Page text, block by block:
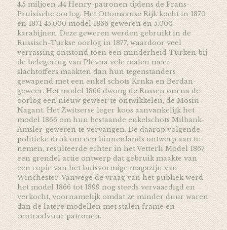
4.5 miljoen .44 Henry-patronen tijdens de Frans-
Pruisische oorlog. Het Ottomaanse Rijk kocht in 1870
en 1871 45.000 model 1866 geweren en 5.000
karabijnen. Deze geweren werden gebruikt in de
Russisch-Turkse oorlog in 1877, waardoor veel
verrassing ontstond toen een minderheid Turken bij
de belegering van Plevna vele malen meer
slachtoffers maakten dan hun tegenstanders
gewapend met een enkel schots Krnka en Berdan-
geweer. Het model 1866 dwong de Russen om na de
oorlog een nieuw geweer te ontwikkelen, de Mosin-
Nagant. Het Zwitserse leger koos aanvankelijk het
model 1866 om hun bestaande enkelschots Milbank-
Amsler-geweren te vervangen. De daarop volgende
politieke druk om een binnenlands ontwerp aan te
nemen, resulteerde echter in het Vetterli Model 1867,
een grendel actie ontwerp dat gebruik maakte van
een copie van het buisvormige magazijn van
Winchester. Vanwege de vraag van het publiek werd
het model 1866 tot 1899 nog steeds vervaardigd en
verkocht, voornamelijk omdat ze minder duur waren
dan de latere modellen met stalen frame en
centraalvuur patronen.